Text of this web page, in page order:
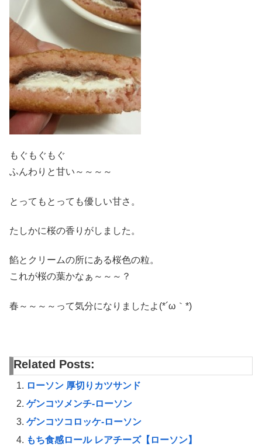
もぐもぐもぐ
ふんわりと甘い～～～～
とってもとっても優しい甘さ。
たしかに桜の香りがしました。
餡とクリームの所にある桜色の粒。
これが桜の葉かなぁ～～～？
春～～～～って気分になりましたよ(*´ω｀*)
Related Posts:
ローソン 厚切りカツサンド
ゲンコツメンチ-ローソン
ゲンコツコロッケ-ローソン
もち食感ロール レアチーズ【ローソン】